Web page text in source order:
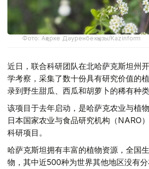
Фото: Ақерке Дәуренбекқызы/Kazinform
近日，联合科研团队在北哈萨克斯坦州
学考察，采集了数十份具有研究价值的
录到野生甜瓜、西瓜和胡萝卜的稀有种类
该项目于去年启动，是哈萨克农业与植
日本国家农业与食品研究机构（NARO
科研项目。
哈萨克斯坦拥有丰富的植物资源，全国
物，其中近500种为世界其他地区没有